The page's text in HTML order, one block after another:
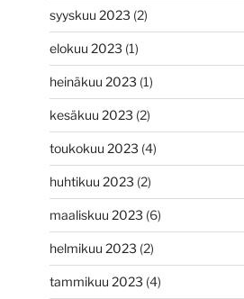
syyskuu 2023 (2)
elokuu 2023 (1)
heinäkuu 2023 (1)
kesäkuu 2023 (2)
toukokuu 2023 (4)
huhtikuu 2023 (2)
maaliskuu 2023 (6)
helmikuu 2023 (2)
tammikuu 2023 (4)